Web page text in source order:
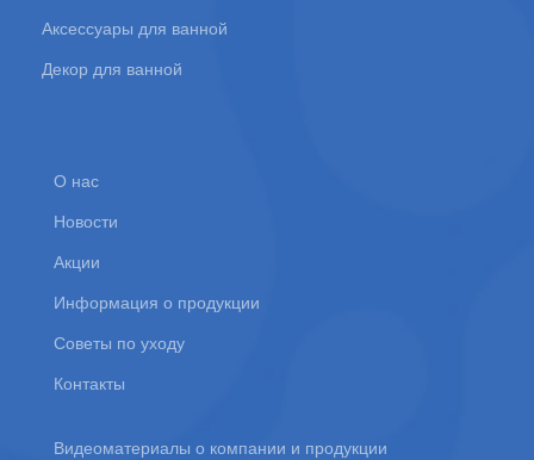
О нас
Новости
Акции
Информация о продукции
Советы по уходу
Контакты
Видеоматериалы о компании и продукции
Аксессуары для ванной
Декор для ванной